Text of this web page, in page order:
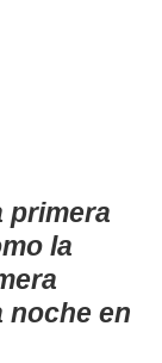
primera
la
noche en